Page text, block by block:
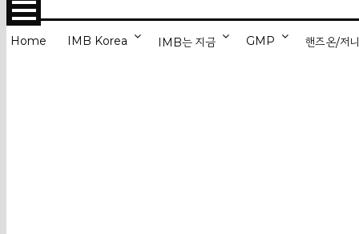
Home IMB Korea IMB는 지금 GMP 핸즈온/저